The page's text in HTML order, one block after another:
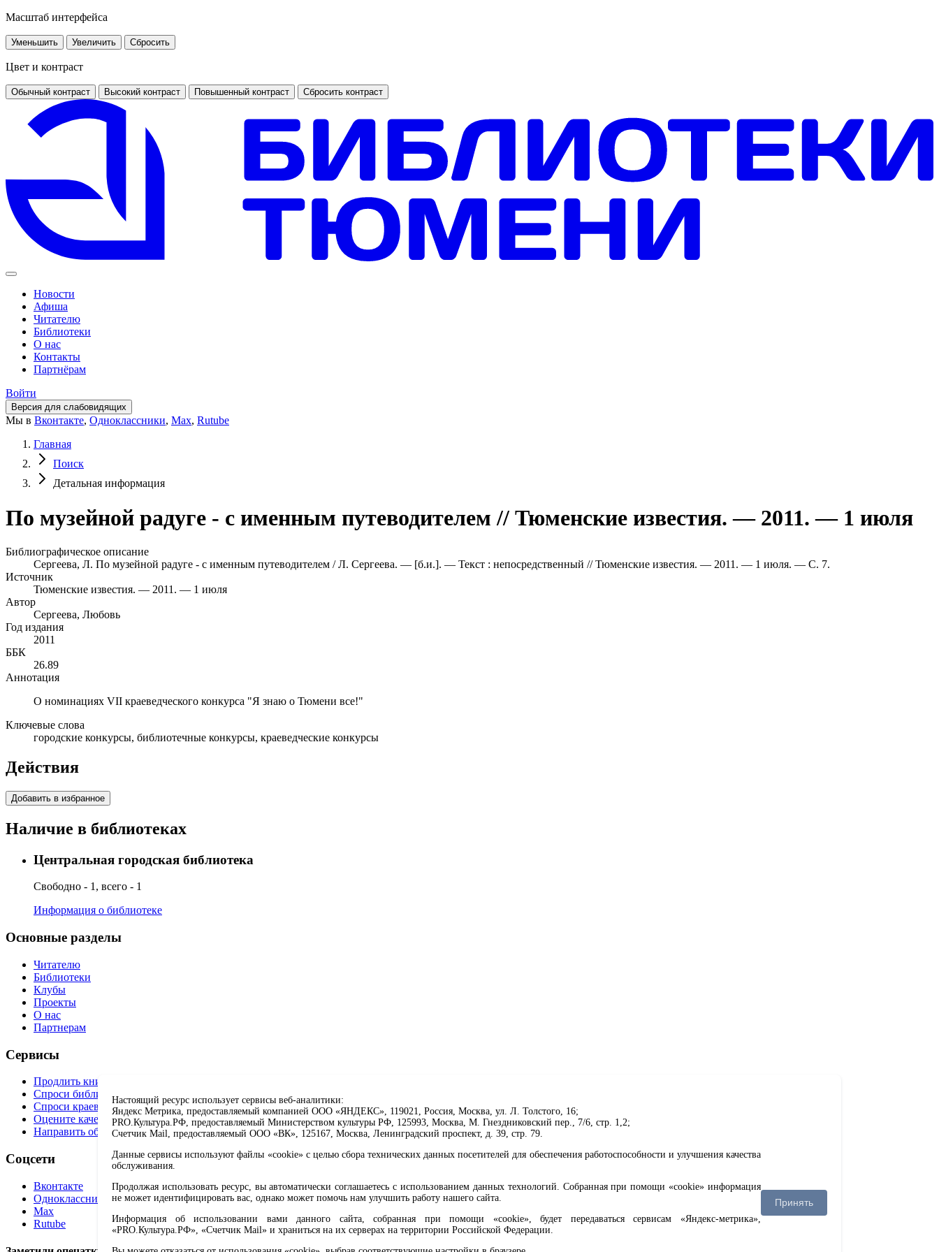
Масштаб интерфейса
Уменьшить Увеличить Сбросить
Цвет и контраст
Обычный контраст Высокий контраст Повышенный контраст Сбросить контраст
Новости
Афиша
Читателю
Библиотеки
О нас
Контакты
Партнёрам
Войти
Версия для слабовидящих
Мы в Вконтакте, Одноклассники, Max, Rutube
Главная
Поиск
Детальная информация
По музейной радуге - с именным путеводителем // Тюменские известия. — 2011. — 1 июля
Библиографическое описание
Сергеева, Л. По музейной радуге - с именным путеводителем / Л. Сергеева. — [б.и.]. — Текст : непосредственный // Тюменские известия. — 2011. — 1 июля. — С. 7.
Источник
Тюменские известия. — 2011. — 1 июля
Автор
Сергеева, Любовь
Год издания
2011
ББК
26.89
Аннотация
О номинациях VII краеведческого конкурса "Я знаю о Тюмени все!"
Ключевые слова
городские конкурсы, библиотечные конкурсы, краеведческие конкурсы
Действия
Добавить в избранное
Наличие в библиотеках
Центральная городская библиотека
Свободно - 1, всего - 1
Информация о библиотеке
Основные разделы
Читателю
Библиотеки
Клубы
Проекты
О нас
Партнерам
Сервисы
Продлить книгу
Спроси библиотекаря
Спроси краеведа
Оцените качество услуг
Направить обращение директору
Соцсети
Вконтакте
Одноклассники
Max
Rutube
Настоящий ресурс использует сервисы веб-аналитики:
Яндекс Метрика, предоставляемый компанией ООО «ЯНДЕКС», 119021, Россия, Москва, ул. Л. Толстого, 16;
PRO.Культура.РФ, предоставляемый Министерством культуры РФ, 125993, Москва, М. Гнездниковский пер., 7/6, стр. 1,2;
Счетчик Mail, предоставляемый ООО «ВК», 125167, Москва, Ленинградский проспект, д. 39, стр. 79.
Данные сервисы используют файлы «cookie» с целью сбора технических данных посетителей для обеспечения работоспособности и улучшения качества
обслуживания.
Продолжая использовать ресурс, вы автоматически соглашаетесь с использованием данных технологий. Собранная при помощи «cookie» информация
не может идентифицировать вас, однако может помочь нам улучшить работу нашего сайта.
Информация об использовании вами данного сайта, собранная при помощи «cookie», будет передаваться сервисам «Яндекс-метрика»,
«PRO.Культура.РФ», «Счетчик Mail» и храниться на их серверах на территории Российской Федерации.
Принять